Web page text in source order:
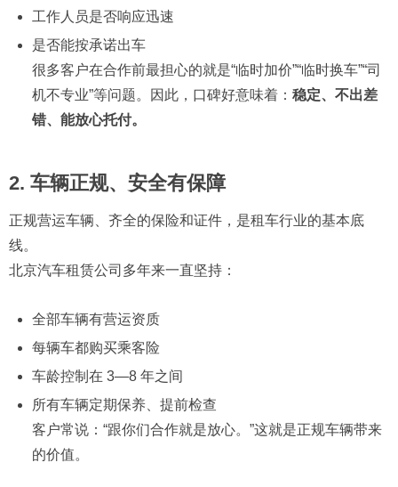
工作人员是否响应迅速
是否能按承诺出车
很多客户在合作前最担心的就是“临时加价”“临时换车”“司
机不专业”等问题。因此，口碑好意味着： 稳定、不出差
错、能放心托付。
2. 车辆正规、安全有保障
正规营运车辆、齐全的保险和证件，是租车行业的基本底
线。
北京汽车租赁公司多年来一直坚持：
全部车辆有营运资质
每辆车都购买乘客险
车龄控制在 3—8 年之间
所有车辆定期保养、提前检查
客户常说：“跟你们合作就是放心。”这就是正规车辆带来
的价值。